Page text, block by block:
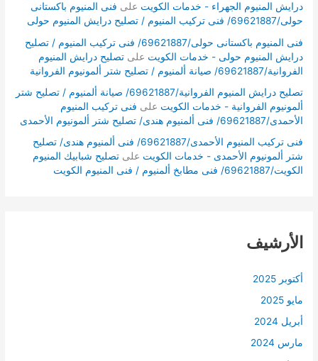
درايش المنيوم الجهراء - خدمات الكويت على فنى المنيوم باكستانى
حولى/69621887/ فنى تركيب المنيوم / تصليح درايش المنيوم حولى
فنى المنيوم باكستانى حولى/69621887/ فنى تركيب المنيوم / تصليح
درايش المنيوم حولى - خدمات الكويت علىتصليح درايش المنيوم
الفروانية/69621887/ صيانة ألمنيوم / تصليح شتر ألمونيوم الفروانية
تصليح درايش المنيوم الفروانية/69621887/ صيانة ألمنيوم / تصليح شتر
ألمونيوم الفروانية - خدمات الكويت على فنى تركيب المنيوم
الأحمدى/69621887/ فنى ألمنيوم هندى/ تصليح شتر ألمونيوم الأحمدى
فنى تركيب المنيوم الأحمدى/69621887/ فنى ألمنيوم هندى/ تصليح
شتر ألمونيوم الأحمدى - خدمات الكويت علىتصليح شبابيك المنيوم
الكويت/69621887/ فنى مطابخ ألمنيوم / فنى المنيوم الكويت
الأرشيف
أكتوبر 2025
مايو 2025
أبريل 2024
مارس 2024